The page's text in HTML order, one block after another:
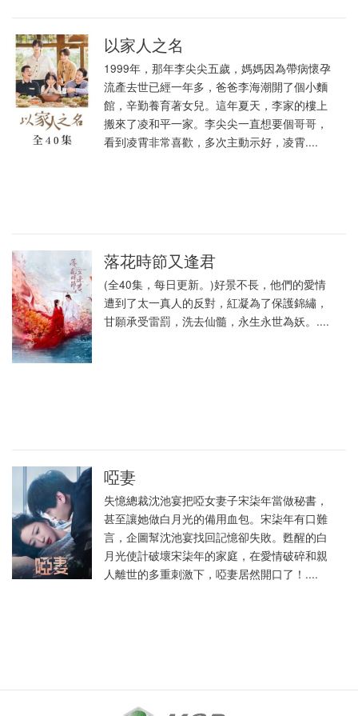
以家人之名
1999年，那年李尖尖五歲，媽媽因為帶病懷孕
流產去世已經一年多，爸爸李海潮開了個小麵
館，辛勤養育著女兒。這年夏天，李家的樓上
搬來了凌和平一家。李尖尖一直想要個哥哥，
看到凌霄非常喜歡，多次主動示好，凌霄....
落花時節又逢君
(全40集，每日更新。)好景不長，他們的愛情
遭到了太一真人的反對，紅凝為了保護錦繡，
甘願承受雷罰，洗去仙髓，永生永世為妖。....
啞妻
失憶總裁沈池宴把啞女妻子宋柒年當做秘書，
甚至讓她做白月光的備用血包。宋柒年有口難
言，企圖幫沈池宴找回記憶卻失敗。甦醒的白
月光使計破壞宋柒年的家庭，在愛情破碎和親
人離世的多重刺激下，啞妻居然開口了！....